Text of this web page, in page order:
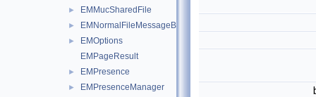
► EMMucSharedFile
► EMNormalFileMessageBody
►
EMOptions
EMPageResult
► EMPresence
► EMPresenceManager